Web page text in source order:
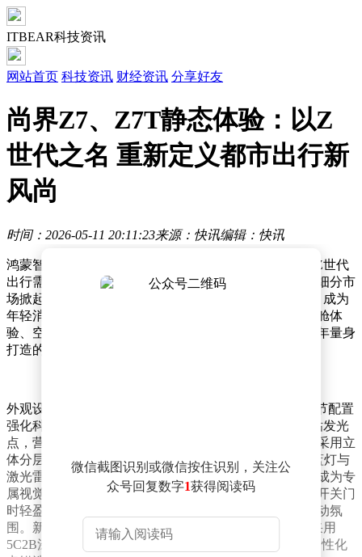
ITBEAR科技资讯
网站首页 科技资讯 财经资讯 分享好友
尚界Z7、Z7T静态体验：以Z
世代之名 重新定义都市出行新
风尚
时间：2026-05-11 20:11:23来源：快讯编辑：快讯
鸿蒙智行旗下全新车型尚界Z7与Z7T正式登场，凭借对Z世代
出行需求的精准把握，两款新车在高端纯电轿跑与猎装细分市
场掀起热潮。发布仅27分钟，大定订单便突破12000台，成为
年轻消费者关注的焦点。此次静态体验从设计美学、座舱体
验、空间实用性到核心科技，全方位解析这款为都市青年量身
打造的纯电座驾。
外观设计以“宽体低趴”为核心语言，通过灯光系统与细节配置
强化科技感与运动气质。都市流光大灯采用600余个星钻发光
点，营造出璀璨星河般的视觉效果；车尾钻石晶簇尾灯采用立
体分层设计，点亮后层次分明。车身四周的6颗ADS小蓝灯与
激光雷达形成独特标识，既彰显智能驾驶硬件实力，又成为专
属视觉符号。无边框电弹电吸门搭配半隐藏式门把手，开关门
时轻盈静谧；追风运动套件（选装）进一步强化整车运动氛
围。新车提供10种潮流车色与5款内饰主题，部分漆面采用
5C2B涂装工艺，兼顾光泽度与耐用性，多尺寸轮毂与个性化
微信截图识别或微信按住识别，关注公
众号回复数字1获得阅读码